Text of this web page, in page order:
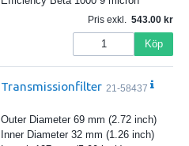
Pris exkl. 543.00
Köp
Transmissionfilter 21-58437
Outer Diameter 69 mm (2.72 inch)
Inner Diameter 32 mm (1.26 inch)